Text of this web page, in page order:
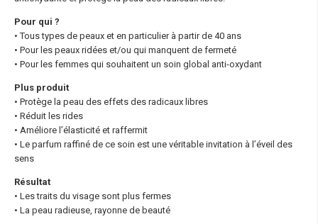
Pour qui ?
• Tous types de peaux et en particulier à partir de 40 ans
• Pour les peaux ridées et/ou qui manquent de fermeté
• Pour les femmes qui souhaitent un soin global anti-oxydant
Plus produit
• Protège la peau des effets des radicaux libres
• Réduit les rides
• Améliore l’élasticité et raffermit
• Le parfum raffiné de ce soin est une véritable invitation à l’éveil des
sens
Résultat
• Les traits du visage sont plus fermes
• La peau radieuse, rayonne de beauté